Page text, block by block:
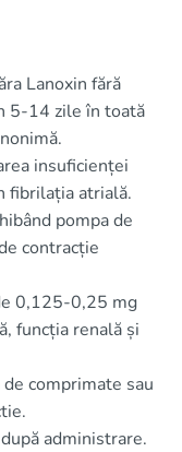
Lanoxin fără
5-14 zile în toată
insuficienței
fibrilația atrială.
pompa de
contracție
0,125-0,25 mg
funcția renală și
comprimate sau
administrare.